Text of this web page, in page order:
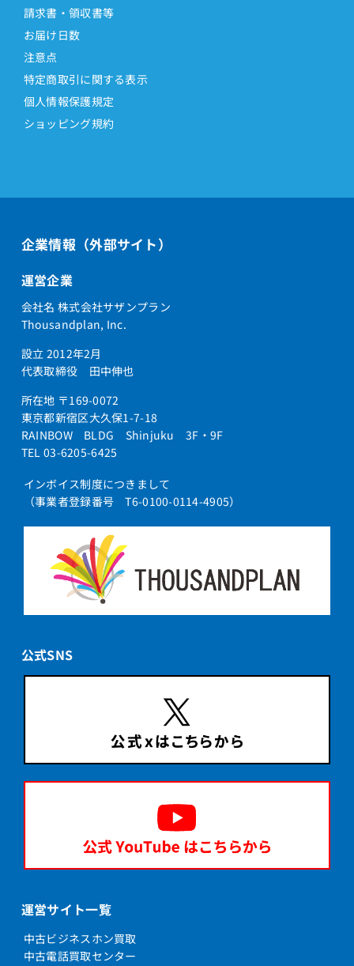
請求書・領収書等
お届け日数
注意点
特定商取引に関する表示
個人情報保護規定
ショッピング規約
企業情報（外部サイト）
運営企業
会社名 株式会社サザンプラン
Thousandplan, Inc.
設立 2012年2月
代表取締役 田中伸也
所在地 〒169-0072
東京都新宿区大久保1-7-18
RAINBOW BLDG Shinjuku 3F・9F
TEL 03-6205-6425
インボイス制度につきまして
（事業者登録番号 T6-0100-0114-4905）
公式SNS
運営サイト一覧
中古ビジネスホン買取
中古電話買取センター